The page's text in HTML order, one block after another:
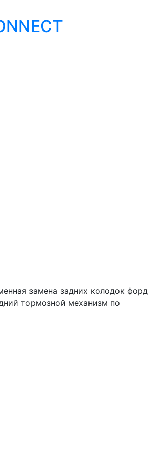
замена задних колодок форд
тормозной механизм по